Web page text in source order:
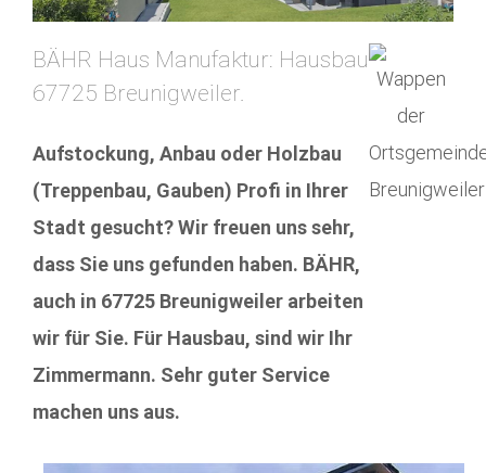
BÄHR Haus Manufaktur: Hausbau
67725 Breunigweiler.
Aufstockung, Anbau oder Holzbau
(Treppenbau, Gauben) Profi in Ihrer
Stadt gesucht? Wir freuen uns sehr,
dass Sie uns gefunden haben. BÄHR,
auch in 67725 Breunigweiler arbeiten
wir für Sie. Für Hausbau, sind wir Ihr
Zimmermann. Sehr guter Service
machen uns aus.